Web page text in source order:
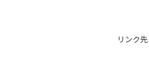
リンク